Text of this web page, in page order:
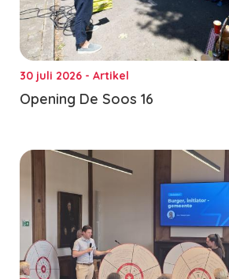
30 juli 2026 - Artikel
Opening De Soos 16